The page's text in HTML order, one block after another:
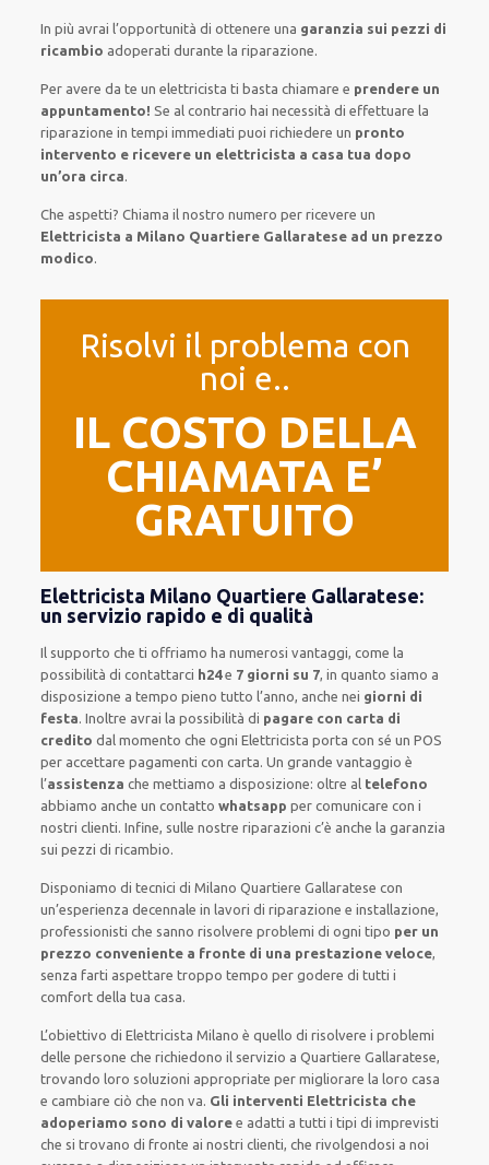
In più avrai l’opportunità diottenere una garanzia sui pezzi di
ricambio adoperati durante la riparazione.
Per avereda te un elettricistati basta chiamare e prendere un
appuntamento! Se al contrario hainecessità dieffettuare la
riparazione in tempiimmediati puoi richiedere un pronto
intervento e ricevere un elettricista a casa tua dopo
un’ora circa.
Che aspetti? Chiama il nostro numero per ricevere un
Elettricista a Milano Quartiere Gallaratese ad un prezzo
modico.
Risolvi il problema con
noi e..
IL COSTO DELLA
CHIAMATA E’
GRATUITO
Elettricista Milano Quartiere Gallaratese:
un servizio rapido e di qualità
Il supporto che tioffriamo ha numerosi vantaggi, come la
possibilità di contattarci h24e 7 giorni su 7, in quanto siamo a
disposizione a tempo pieno tutto l’anno, anche nei giorni di
festa.Inoltre avrai la possibilità di pagare con carta di
credito dal momento che ogni Elettricistaporta con séun POS
per accettare pagamenticon carta.Un grande vantaggio è
l’assistenza che mettiamo a disposizione: oltre al telefono
abbiamo anche uncontatto whatsappper comunicare con i
nostri clienti.Infine, sulle nostre riparazioni c’è anche lagaranzia
sui pezzi di ricambio.
Disponiamo ditecnici di Milano Quartiere Gallaratese con
un’esperienza decennalein lavori di riparazione e installazione,
professionistiche sanno risolvere problemi di ogni tipo per un
prezzo conveniente a fronte di una prestazione veloce,
senza farti aspettare troppo tempo per godere di tutti i
comfort della tua casa.
L’obiettivo di Elettricista Milano è quello di risolvere i problemi
delle persone cherichiedono il servizio a Quartiere Gallaratese,
trovando loro soluzioni appropriate per migliorare la loro casa
e cambiare ciò che non va. Gli interventi Elettricista che
adoperiamo sono di valore e adatti a tutti i tipi di imprevisti
che si trovano di fronte ai nostri clienti, che rivolgendosi a noi